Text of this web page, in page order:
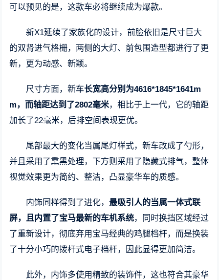
可以预见的是，这款车必将继续成为爆款。
新X1延续了家族化的设计，前脸依旧是尺寸巨大
的双肾进气格栅，两侧的大灯、前包围造型都进行了更
新，更为动感、新颖。
尺寸方面，新车长宽高分别为4616*1845*1641m
m，而轴距达到了2802毫米，相比于上一代，它的轴距
加长了22毫米，后排空间表现更优。
尾部最大的变化当属尾灯样式，新车改成了勺形，
并且采用了熏黑处理，下方则采用了隐藏式排气，整体
视觉效果更为简约、整洁，凸显豪华车的质感。
内饰同样得到了进化，最吸引人的当属一体式联
屏，且内置了宝马最新的车机系统，同时换挡区域经过
了重新设计，彻底弃用宝马经典的鸡腿档杆，而是换装
了十分小巧的拨杆式电子档杆，因此显得更加简洁。
此外，内饰多使用精致的装饰件，这也符合其豪华